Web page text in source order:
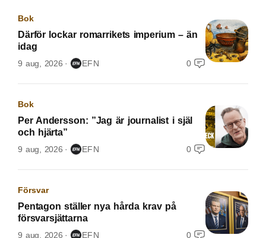
Bok
Därför lockar romarrikets imperium – än
idag
9 aug, 2026 EFN 0
Bok
Per Andersson: ”Jag är journalist i själ
och hjärta”
9 aug, 2026 EFN 0
Försvar
Pentagon ställer nya hårda krav på
försvarsjättarna
9 aug, 2026 EFN 0